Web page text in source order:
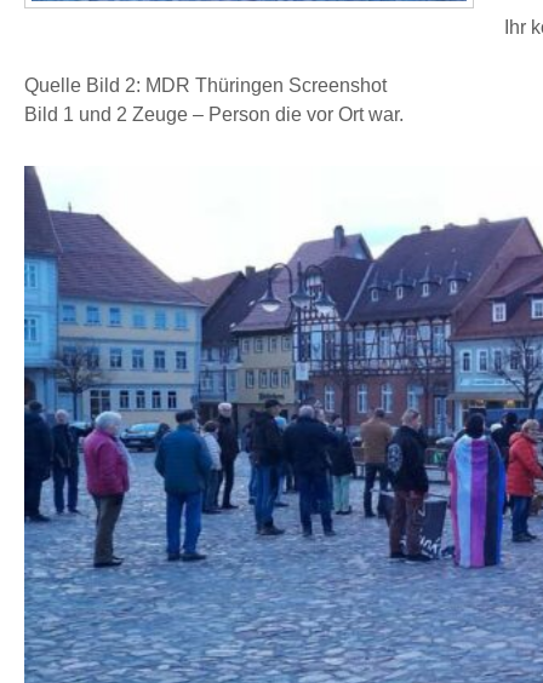
Ihr
Quelle Bild 2: MDR Thüringen Screenshot
Bild 1 und 2 Zeuge – Person die vor Ort war.